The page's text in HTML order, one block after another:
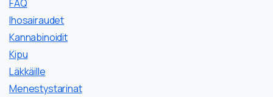
FAQ
Ihosairaudet
Kannabinoidit
Kipu
Läkkäille
Menestystarinat